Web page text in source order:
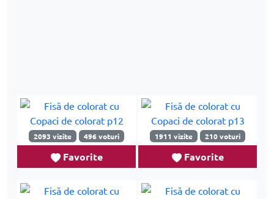
2093 vizite 496 voturi
Favorite
1911 vizite 210 voturi
Favorite